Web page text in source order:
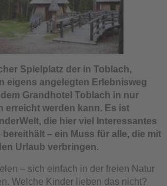
Spielplatz der in Toblach,
eigens angelegten Erlebnisweg
Grandhotel Toblach in nur
erreicht werden kann. Es ist
die hier viel Interessantes
– ein Muss für alle, die mit
Urlaub verbringen.
– sich einfach in der freien Natur
Welche Kinder lieben das nicht?